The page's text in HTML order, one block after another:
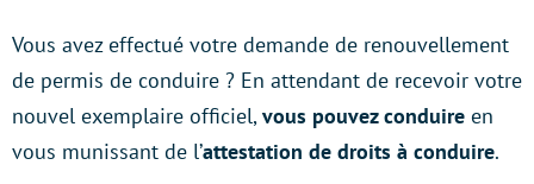
Vous avez effectué votre demande de renouvellement
de permis de conduire ? En attendant de recevoir votre
nouvel exemplaire officiel,vous pouvez conduire en
vous munissant de l’attestation de droits à conduire.